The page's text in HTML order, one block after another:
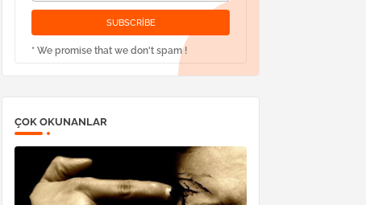
* We promise that we don't spam !
ÇOK OKUNANLAR